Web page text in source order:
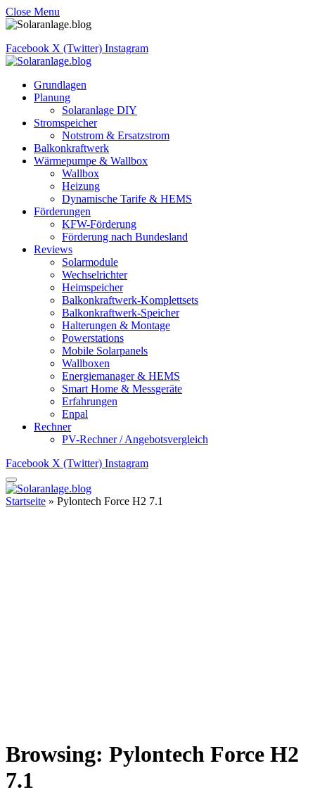
Close Menu
Facebook X (Twitter) Instagram
Grundlagen
Planung
Solaranlage DIY
Stromspeicher
Notstrom & Ersatzstrom
Balkonkraftwerk
Wärmepumpe & Wallbox
Wallbox
Heizung
Dynamische Tarife & HEMS
Förderungen
KFW-Förderung
Förderung nach Bundesland
Reviews
Solarmodule
Wechselrichter
Heimspeicher
Balkonkraftwerk-Komplettsets
Balkonkraftwerk-Speicher
Halterungen & Montage
Powerstations
Mobile Solarpanels
Wallboxen
Energiemanager & HEMS
Smart Home & Messgeräte
Erfahrungen
Enpal
Rechner
PV-Rechner / Angebotsvergleich
Facebook X (Twitter) Instagram
Startseite » Pylontech Force H2 7.1
Browsing: Pylontech Force H2
7.1